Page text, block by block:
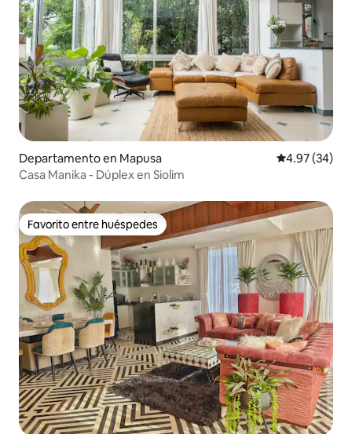
Departamento en Mapusa Calificación
4.97 (34)
Casa Manika - Dúplex en Siolim
Favorito entre huéspedes
Favorito entre huéspedes